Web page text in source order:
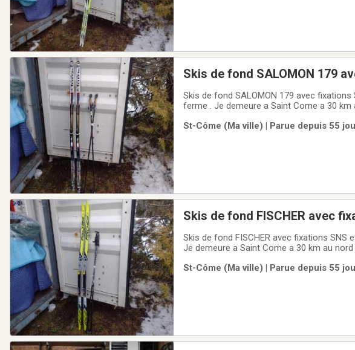
Skis de fond SALOMON 179 avec fixations SNS et battons en excellente
Skis de fond SALOMON 179 avec fixations SNS et battons en excellente condition. Prix demander 150.00$
ferme . Je demeure a Saint Come a 30
St-Côme (Ma ville) | Parue depuis 55
Skis de fond FISCHER avec
Skis de fond FISCHER avec fixations SNS et battons en excellente condition. Prix demander 150.00$
Je demeure a Saint Come a 30 km au
St-Côme (Ma ville) | Parue depuis 55